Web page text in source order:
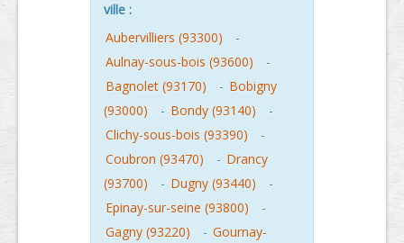
ville :
Aubervilliers (93300)
-
Aulnay-sous-bois (93600)
-
Bagnolet (93170)
- Bobigny
(93000)
- Bondy (93140)
-
Clichy-sous-bois (93390)
-
Coubron (93470)
- Drancy
(93700)
- Dugny (93440)
-
Epinay-sur-seine (93800)
-
Gagny (93220)
- Gournay-